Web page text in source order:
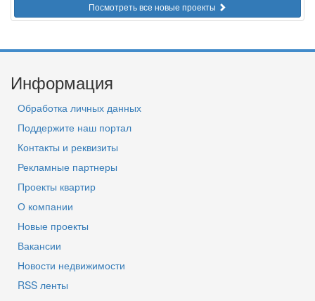
Посмотреть все новые проекты
Информация
Обработка личных данных
Поддержите наш портал
Контакты и реквизиты
Рекламные партнеры
Проекты квартир
О компании
Новые проекты
Вакансии
Новости недвижимости
RSS ленты